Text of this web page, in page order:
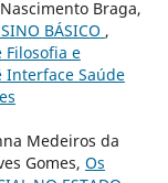
Braga,
BÁSICO ,
e
Interface Saúde
Medeiros da
Gomes, Os